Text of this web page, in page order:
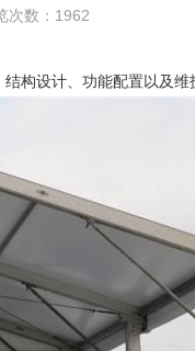
次数：1962
构设计、功能配置以及维